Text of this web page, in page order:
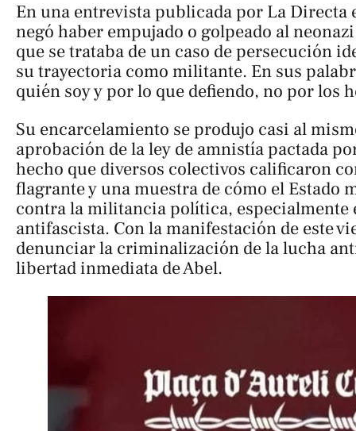
En una entrevista publicada por La Directa
negó haber empujado o golpeado al
que se trataba de un caso de persecución
su trayectoria como militante. En sus
quién soy y por lo que defiendo, no por los
Su encarcelamiento se produjo casi al
aprobación de la ley de amnistía pactada
hecho que diversos colectivos calificaron
flagrante y una muestra de cómo el Estado
contra la militancia política, especialmente
antifascista. Con la manifestación de este
denunciar la criminalización de la lucha
libertad inmediata de Abel.